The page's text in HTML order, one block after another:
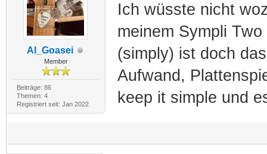
Al_Goasei
Member
Beiträge: 86
Themen: 4
Registriert seit: Jan 2022
Ich wüsste nicht
meinem Sympli
(simply) ist doch
Aufwand,
keep it simple und